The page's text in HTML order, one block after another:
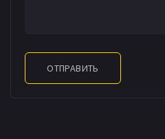
ОТПРАВИТЬ